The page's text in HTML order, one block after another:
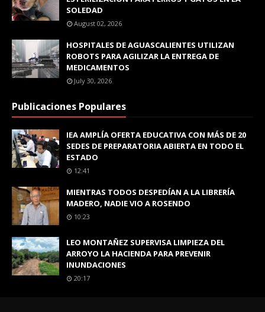
SOLEDAD
August 02, 2026
HOSPITALES DE AGUASCALIENTES UTILIZAN
ROBOTS PARA AGILIZAR LA ENTREGA DE
MEDICAMENTOS
July 30, 2026
Publicaciones Populares
IEA AMPLÍA OFERTA EDUCATIVA CON MÁS DE 20
SEDES DE PREPARATORIA ABIERTA EN TODO EL
ESTADO
12:41
MIENTRAS TODOS DESPEDÍAN A LA LIBRERÍA
MADERO, NADIE VIO A ROSENDO
10:23
LEO MONTAÑEZ SUPERVISA LIMPIEZA DEL
ARROYO LA HACIENDA PARA PREVENIR
INUNDACIONES
20:17